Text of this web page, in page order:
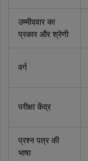
उम्मीदवार का
प्रकार और श्रेणी
वर्ग
परीक्षा केंद्र
प्रश्न पत्र की
भाषा